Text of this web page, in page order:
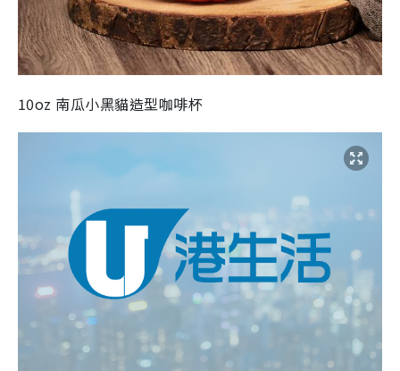
10oz 南瓜小黑貓造型咖啡杯